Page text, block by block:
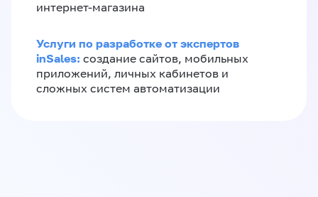
интернет-магазина
Услуги по разработке от экспертов
inSales: создание сайтов, мобильных
приложений, личных кабинетов и
сложных систем автоматизации